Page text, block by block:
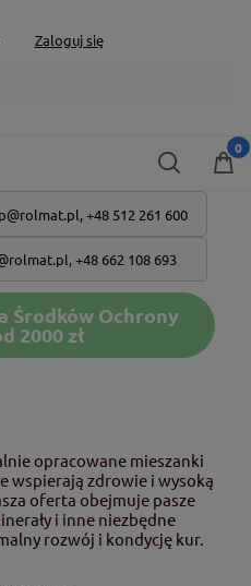
Zaloguj się
+48 512 261 600
,+48 662 108 693
Środków Ochrony
2000 zł
opracowane mieszanki
wspierają zdrowie i wysoką
oferta obejmuje pasze
i inne niezbędne
rozwój i kondycję kur.